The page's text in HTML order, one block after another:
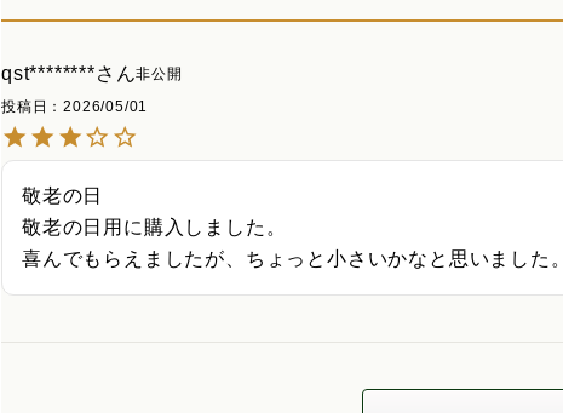
qst********
非公開
投稿日
2026/05/01
敬老の日
敬老の日用に購入しました。
喜んでもらえましたが、ちょっと小さいかなと思いました。